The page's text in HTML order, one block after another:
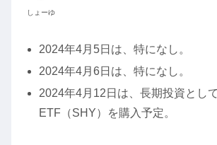
しょーゆ
2024年4月5日は、特になし。
2024年4月6日は、特になし。
2024年4月12日は、長期投資とし
ETF（SHY）を購入予定。